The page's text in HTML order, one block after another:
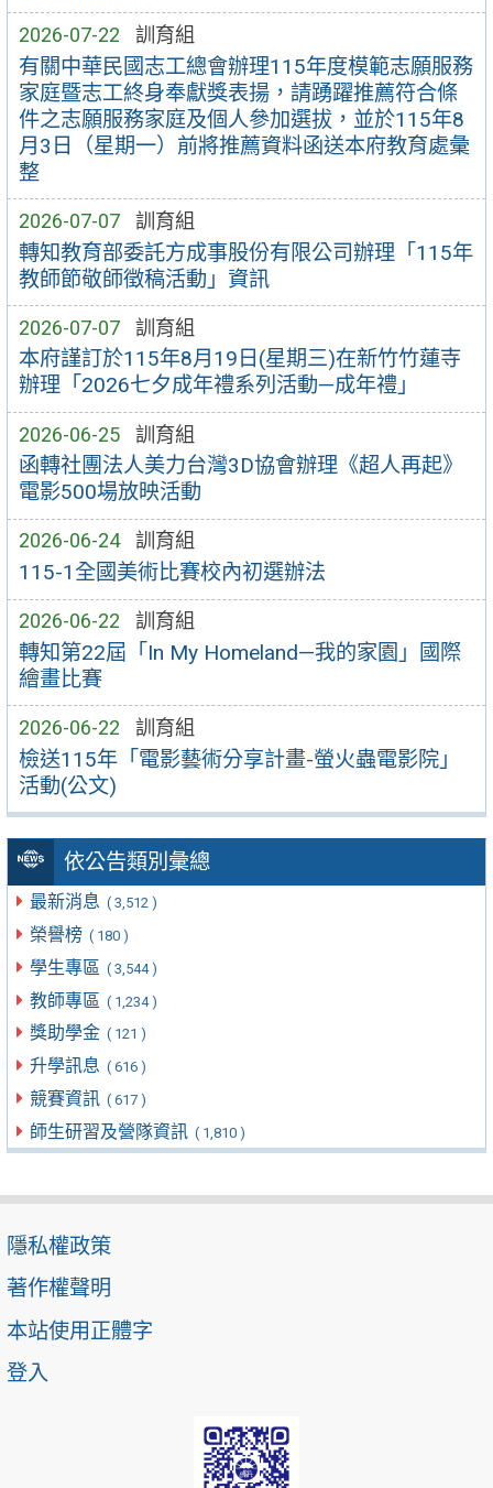
2026-07-22 訓育組
有關中華民國志工總會辦理115年度模範志願服務
家庭暨志工終身奉獻獎表揚，請踴躍推薦符合條
件之志願服務家庭及個人參加選拔，並於115年8
月3日（星期一）前將推薦資料函送本府教育處彙
整
2026-07-07 訓育組
轉知教育部委託方成事股份有限公司辦理「115年
教師節敬師徵稿活動」資訊
2026-07-07 訓育組
本府謹訂於115年8月19日(星期三)在新竹竹蓮寺
辦理「2026七夕成年禮系列活動—成年禮」
2026-06-25 訓育組
函轉社團法人美力台灣3D協會辦理《超人再起》
電影500場放映活動
2026-06-24 訓育組
115-1全國美術比賽校內初選辦法
2026-06-22 訓育組
轉知第22屆「In My Homeland—我的家園」國際
繪畫比賽
2026-06-22 訓育組
檢送115年「電影藝術分享計畫-螢火蟲電影院」
活動(公文)
依公告類別彙總
最新消息 ( 3,512 )
榮譽榜 ( 180 )
學生專區 ( 3,544 )
教師專區 ( 1,234 )
獎助學金 ( 121 )
升學訊息 ( 616 )
競賽資訊 ( 617 )
師生研習及營隊資訊 ( 1,810 )
隱私權政策
著作權聲明
本站使用正體字
登入